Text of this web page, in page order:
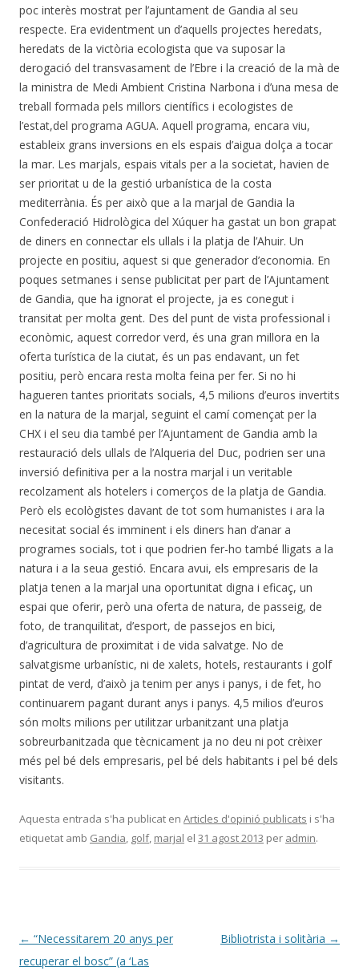
poc interès mostrat per l’ajuntament de Gandia al seu
respecte. Era evidentment un d’aquells projectes heredats,
heredats de la victòria ecologista que va suposar la
derogació del transvasament de l’Ebre i la creació de la mà de
la ministra de Medi Ambient Cristina Narbona i d’una mesa de
treball formada pels millors científics i ecologistes de
l’estat,del programa AGUA. Aquell programa, encara viu,
estableix grans inversions en els espais d’aigua dolça a tocar
la mar. Les marjals, espais vitals per a la societat, havien de
ser prioritat u de la gestió urbanística de la costa
mediterrània. És per això que a la marjal de Gandia la
Confederació Hidrològica del Xúquer ha gastat un bon grapat
de diners en connectar els ullals i la platja de l’Ahuir. Un
projecte en positiu, aquest si que generador d’economia. En
poques setmanes i sense publicitat per part de l’Ajuntament
de Gandia, que ha ignorat el projecte, ja es conegut i
transitat per molta gent. Des del punt de vista professional i
econòmic, aquest corredor verd, és una gran millora en la
oferta turística de la ciutat, és un pas endavant, un fet
positiu, però encara resta molta feina per fer. Si no hi
hagueren tantes prioritats socials, 4,5 milions d’euros invertits
en la natura de la marjal, seguint el camí començat per la
CHX i el seu dia també per l’Ajuntament de Gandia amb la
restauració dels ullals de l’Alqueria del Duc, podrien ser una
inversió definitiva per a la nostra marjal i un veritable
recolzament als hotelers i comerços de la platja de Gandia.
Però els ecològistes davant de tot som humanistes i ara la
necesitat social és imminent i els diners han d’anar a
programes socials, tot i que podrien fer-ho també lligats a la
natura i a la seua gestió. Encara avui, els empresaris de la
platja tenen a la marjal una oportunitat digna i eficaç, un
espai que oferir, però una oferta de natura, de passeig, de
foto, de tranquilitat, d’esport, de passejos en bici,
d’agricultura de proximitat i de vida salvatge. No de
salvatgisme urbanístic, ni de xalets, hotels, restaurants i golf
pintat de verd, d’això ja tenim per anys i panys, i de fet, ho
continuarem pagant durant anys i panys. 4,5 milios d’euros
són molts milions per utilitzar urbanitzant una platja
sobreurbanitzada que tècnicament ja no deu ni pot crèixer
més pel bé dels empresaris, pel bé dels habitants i pel bé dels
visitants.
Aquesta entrada s'ha publicat en Articles d'opinió publicats i s'ha
etiquetat amb Gandia, golf, marjal el 31 agost 2013 per admin.
Navegació
per
← “Necessitarem 20 anys per
recuperar el bosc” (a ‘Las
Bibliotrista i solitària →